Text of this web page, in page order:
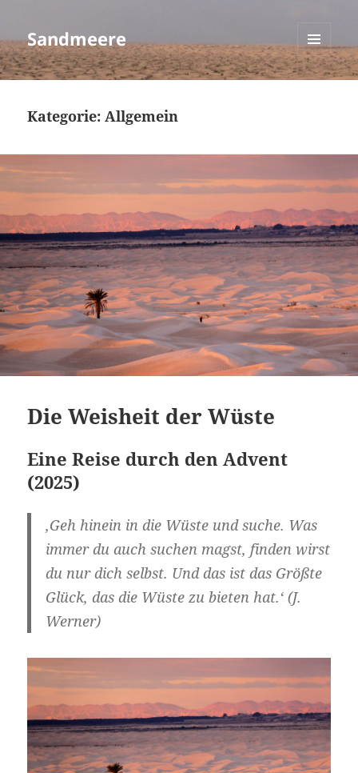
Sandmeere
MENÜ
UND
Kategorie:Allgemein
Die Weisheit der Wüste
Eine Reise durch den Advent
(2025)
‚Geh hinein in die Wüste und suche. Was
immer du auch suchen magst, finden wirst
du nur dich selbst. Und das ist das Größte
Glück, das die Wüste zu bieten hat.‘ (J.
Werner)